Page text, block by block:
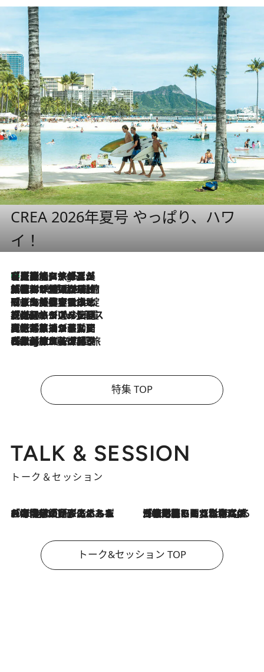
CREA 2026年夏号 やっぱり、ハワ
イ！
4 Hours Ago
【厳選旅コスメ】「多機能アイテムがメイン！」旅好き美容エディターが選んだ夏旅ベストコスメを発表【Mサイズジップ】
2026.8.6
「荷物が増えるほど旅ストレスは増す」美容ジャーナリストがたどり着いた最終結論。“化粧品を劇的に減らす”感動の凝縮美容とは
2026.8.6
「旅先には金髪ウィッグを持参」日本と同じメイクでは損してる!? 美容ジャーナリストが提案する“掟破りの旅美容”とは
2026.8.6
【厳選旅コスメ】「身軽さ＆UV対策重視！」ヘアアーティストshucoが選んだ夏旅ベストコスメを発表【Mサイズジップ】
2026.8.5
【厳選旅コスメ】国内をあちこち移動する河井菜摘が選んだ夏旅ベストコスメ発表！「リラックスアイテムはマスト」【Mサイズジップ】
2026.8.4
【厳選旅コスメ】「紫外線＆乾燥対策しながらメイク感も！」ヘア＆メイクGeorgeが選んだ夏旅ベストコスメを発表！【Mサイズジップ】
特集 TOP
TALK & SESSION
トーク＆セッション
2026.8.3
「今後値上げがあるとすれば…」「リスクがあるのは今年の冬」エネルギー専門家が語る、ホルムズ海峡封鎖が家庭にもたらす“ある心配” 2026.8.3
「住宅建てられない…」「サーチャージ料の高値が続いている」ホルムズ海峡封鎖による影響はいつまで続く？《エネルギー専門家に聞く“どうなる日本の暮らし”》
トーク&セッション TOP